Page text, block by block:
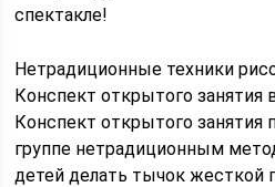
спектакле!
Нетрадиционные техники
Конспект открытого занятия
Конспект открытого
группе нетрадиционным
детей делать тычок жесткой